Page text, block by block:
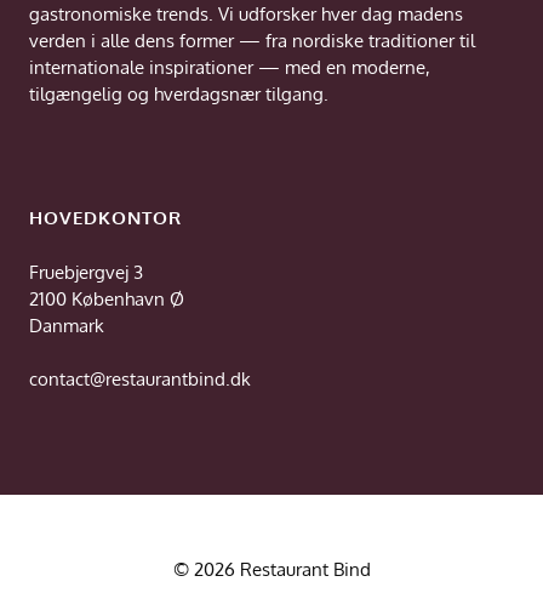
gastronomiske trends. Vi udforsker hver dag madens
verden i alle dens former — fra nordiske traditioner til
internationale inspirationer — med en moderne,
tilgængelig og hverdagsnær tilgang.
HOVEDKONTOR
Fruebjergvej 3
2100 København Ø
Danmark
contact@restaurantbind.dk
© 2026 Restaurant Bind